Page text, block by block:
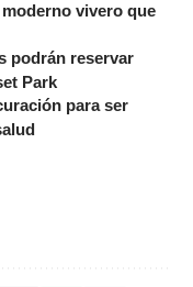
vivero que
podrán reservar
Park
para ser